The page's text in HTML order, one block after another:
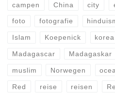
campen China city
foto fotografie
Islam Koepenick korea
Madagascar Madagaskar
muslim Norwegen
Red reise reisen